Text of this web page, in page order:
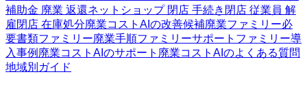
補助金 廃業 返還ネットショップ 閉店 手続き 閉店 従業員 解
雇閉店 在庫処分廃業コストAIの改善候補廃業ファミリー必
要書類ファミリー廃業手順ファミリーサポートファミリー導
入事例 廃業コストAIのサポート 廃業コストAIのよくある質問
地域別ガイド